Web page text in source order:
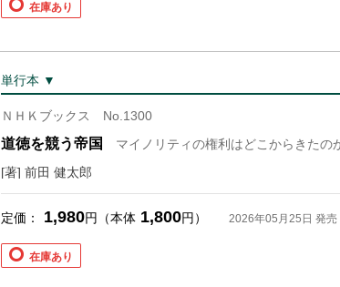
在庫あり
単行本 ▼
ＮＨＫブックス No.1300
道徳を競う帝国
マイノリティの権利はどこからきたの
[著] 前田 健太郎
定価： 1,980円（本体 1,800円） 2026年05月25日 発売
在庫あり